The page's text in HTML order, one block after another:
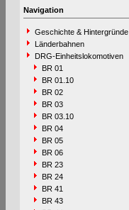
Navigation
Geschichte & Hintergründe
Länderbahnen
DRG-Einheitslokomotiven
BR 01
BR 01.10
BR 02
BR 03
BR 03.10
BR 04
BR 05
BR 06
BR 23
BR 24
BR 41
BR 43